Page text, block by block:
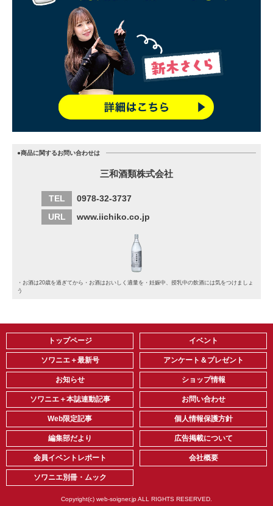
●商品に関するお問い合わせは
三和酒類株式会社
TEL
0978-32-3737
URL
www.iichiko.co.jp
・お酒は20歳を過ぎてから・お酒はおいしく適量を・妊娠中、授乳中の飲酒には気をつけましょ
う
トップページ
ソワニエ＋最新号
お知らせ
ソワニエ＋本誌連動記事
Web限定記事
編集部だより
会員イベントレポート
ソワニエ別冊・ムック
イベント
アンケート＆プレゼント
ショップ情報
お問い合わせ
個人情報保護方針
広告掲載について
会社概要
Copyright(c) web-soigner.jp ALL RIGHTS RESERVED.